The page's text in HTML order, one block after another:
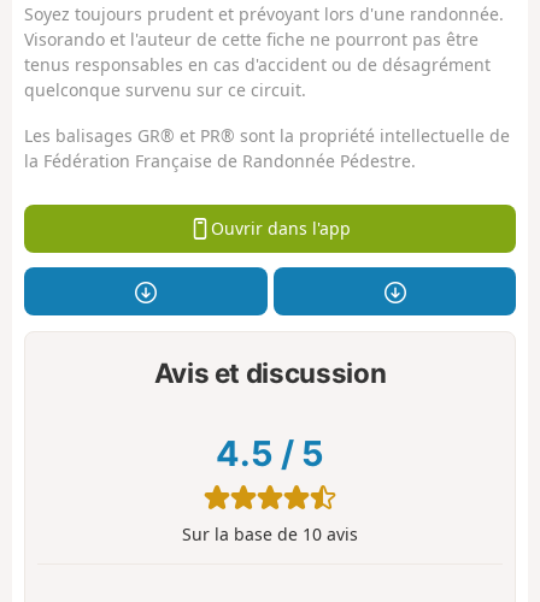
Soyez toujours prudent et prévoyant lors d'une randonnée.
Visorando et l'auteur de cette fiche ne pourront pas être
tenus responsables en cas d'accident ou de désagrément
quelconque survenu sur ce circuit.
Les balisages GR® et PR® sont la propriété intellectuelle de
la Fédération Française de Randonnée Pédestre.
Ouvrir dans l'app
Avis et discussion
4.5 / 5
Sur la base de 10 avis